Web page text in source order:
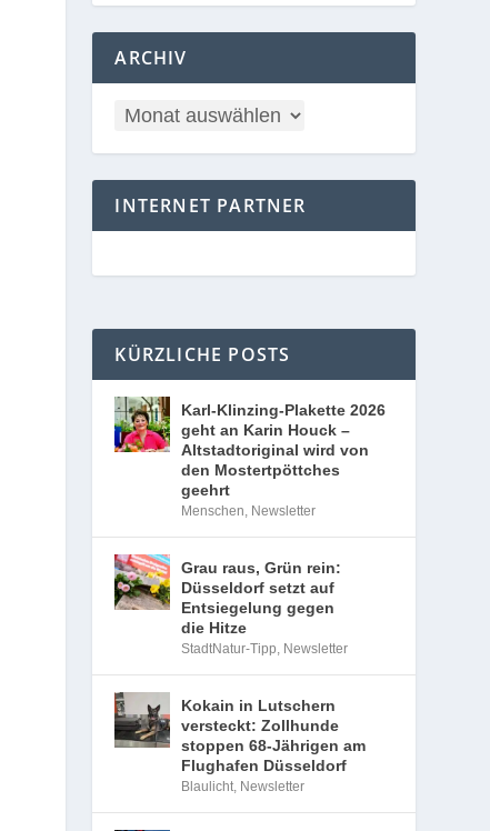
ARCHIV
INTERNET PARTNER
KÜRZLICHE POSTS
Karl-Klinzing-Plakette 2026
geht an Karin Houck –
Altstadtoriginal wird von
den Mostertpöttches
geehrt
Menschen, Newsletter
Grau raus, Grün rein:
Düsseldorf setzt auf
Entsiegelung gegen
die Hitze
StadtNatur-Tipp, Newsletter
Kokain in Lutschern
versteckt: Zollhunde
stoppen 68-Jährigen am
Flughafen Düsseldorf
Blaulicht, Newsletter